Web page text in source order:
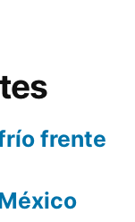
frente